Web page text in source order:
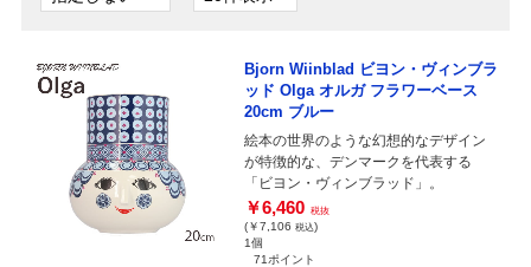
Bjorn Wiinblad ビヨン・ヴィンブラ
ッド Olga オルガ フラワーベース
20cm ブルー
絵本の世界のような幻想的なデザイン
が特徴的な、デンマークを代表する
「ビヨン・ヴィンブラッド」。
￥6,460 税抜
(￥7,106 税込)
1個
71ポイント